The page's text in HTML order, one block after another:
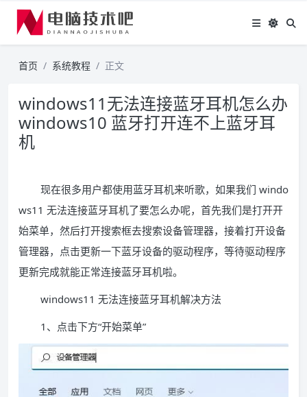
首页 系统教程 正文
windows11无法连接蓝牙耳机怎么办
windows10 蓝牙打开连不上蓝牙耳
机
现在很多用户都使用蓝牙耳机来听歌，如果我们 windo
ws11 无法连接蓝牙耳机了要怎么办呢，首先我们是打开开
始菜单，然后打开搜索框去搜索设备管理器，接着打开设备
管理器，点击更新一下蓝牙设备的驱动程序，等待驱动程序
更新完成就能正常连接蓝牙耳机啦。
windows11 无法连接蓝牙耳机解决方法
1、点击下方“开始菜单”